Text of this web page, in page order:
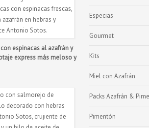
espinacas al azafrán y
express más meloso y
Especias
Gourmet
Kits
Miel con Azafrán
Packs Azafrán &
Pimentón